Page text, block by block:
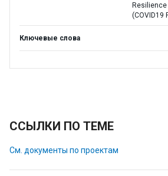
(COVID19
Ключевые слова
ССЫЛКИ ПО ТЕМЕ
См. документы по проектам